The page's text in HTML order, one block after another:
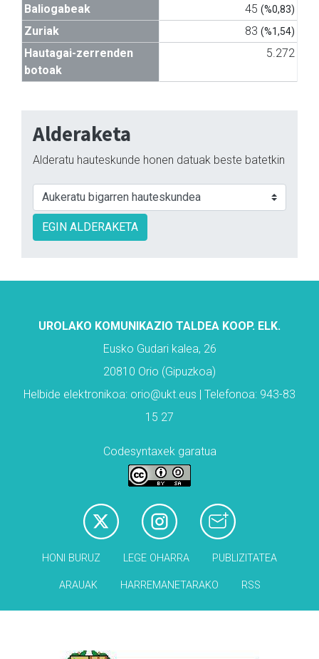
Baliogabeak
45 (%0,83)
Zuriak 83 (%1,54)
Hautagai-zerrenden
botoak
5.272
Alderaketa
Alderatu hauteskunde honen datuak beste batetkin
EGIN ALDERAKETA
UROLAKO KOMUNIKAZIO TALDEA KOOP. ELK.
Eusko Gudari kalea, 26
20810 Orio (Gipuzkoa)
Helbide elektronikoa: orio@ukt.eus | Telefonoa: 943-83
15 27
Codesyntaxek garatua
HONI BURUZ LEGE OHARRA PUBLIZITATEA
ARAUAK HARREMANETARAKO RSS